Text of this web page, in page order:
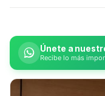
Únete a
Recibe lo más